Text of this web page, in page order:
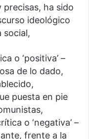
ha sido
ideológico
social,
o ‘positiva’ –
de lo dado,
puesta en pie
o ‘negativa’ –
frente a la